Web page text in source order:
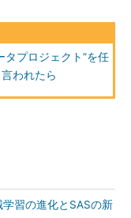
、最初に行うこと
べると、大量のデー
しかし、決して安価
せて予算を獲得する
リケーションのログ
Indicator：業績評価
タプロジェクト”を任
われたら
習の進化とSASの新